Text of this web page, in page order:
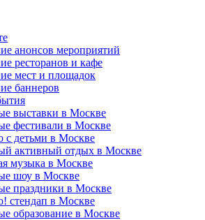
анонсов мероприятий
ресторанов и кафе
мест и площадок
баннеров
выставки в Москве
фестивали в Москве
с детьми в Москве
активный отдых в Москве
музыка в Москве
шоу в Москве
праздники в Москве
стендап в Москве
образование в Москве